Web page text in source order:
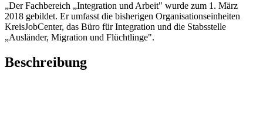
„Der Fachbereich „Integration und Arbeit" wurde zum 1. März
2018 gebildet. Er umfasst die bisherigen Organisationseinheiten
KreisJobCenter, das Büro für Integration und die Stabsstelle
„Ausländer, Migration und Flüchtlinge".
Beschreibung